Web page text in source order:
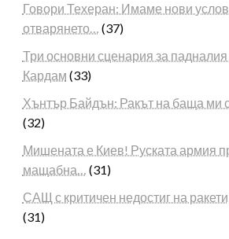
Говори Техеран: Имаме нови
отварянето… (37)
Три основни сценария за
Кардам (33)
Хънтър Байдън: Ракът на баща ми
(32)
Мишената е Киев! Руската армия
мащабна… (31)
САЩ с критичен недостиг на
(31)